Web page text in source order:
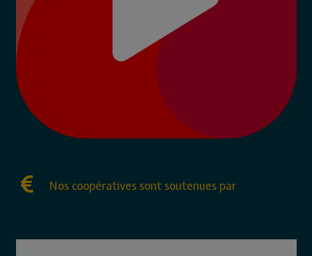
Nos coopératives sont soutenues par